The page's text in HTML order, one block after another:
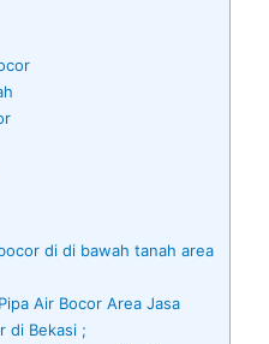
di di bawah tanah area
Air Bocor Area Jasa
di Bekasi ;